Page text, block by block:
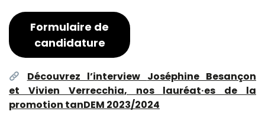
Formulaire de
candidature
Découvrez l’interview Joséphine Besançon
et Vivien Verrecchia, nos lauréat·es de la
promotion tanDEM 2023/2024